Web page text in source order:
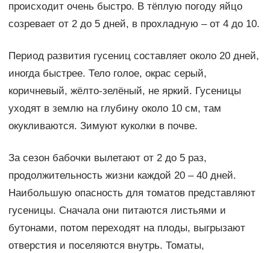
происходит очень быстро. В тёплую погоду яйцо
созревает от 2 до 5 дней, в прохладную – от 4 до 10.
Период развития гусениц составляет около 20 дней,
иногда быстрее. Тело голое, окрас серый,
коричневый, жёлто-зелёный, не яркий. Гусеницы
уходят в землю на глубину около 10 см, там
окукливаются. Зимуют куколки в почве.
За сезон бабочки вылетают от 2 до 5 раз,
продолжительность жизни каждой 20 – 40 дней.
Наибольшую опасность для томатов представляют
гусеницы. Сначала они питаются листьями и
бутонами, потом переходят на плоды, выгрызают
отверстия и поселяются внутрь. Томаты,